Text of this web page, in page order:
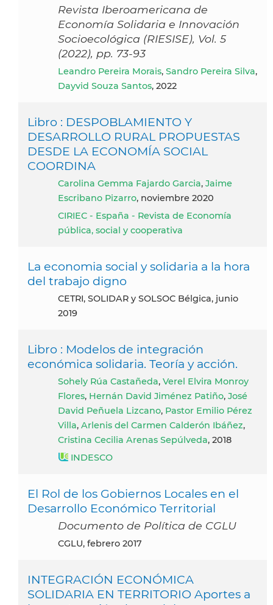
Revista Iberoamericana de
Economía Solidaria e Innovación
Socioecológica (RIESISE), Vol. 5
(2022), pp. 73-93
Leandro Pereira Morais, Sandro Pereira Silva,
Dayvid Souza Santos, 2022
Libro : DESPOBLAMIENTO Y
DESARROLLO RURAL PROPUESTAS
DESDE LA ECONOMÍA SOCIAL
COORDINA
Carolina Gemma Fajardo Garcia, Jaime
Escribano Pizarro, noviembre 2020
CIRIEC - España - Revista de Economía
pública, social y cooperativa
La economia social y solidaria a la hora
del trabajo digno
CETRI, SOLIDAR y SOLSOC Bélgica, junio
2019
Libro : Modelos de integración
económica solidaria. Teoría y acción.
Sohely Rúa Castañeda, Verel Elvira Monroy
Flores, Hernán David Jiménez Patiño, José
David Peñuela Lizcano, Pastor Emilio Pérez
Villa, Arlenis del Carmen Calderón Ibáñez,
Cristina Cecilia Arenas Sepúlveda, 2018
INDESCO
El Rol de los Gobiernos Locales en el
Desarrollo Económico Territorial
Documento de Política de CGLU
CGLU, febrero 2017
INTEGRACIÓN ECONÓMICA
SOLIDARIA EN TERRITORIO Aportes a